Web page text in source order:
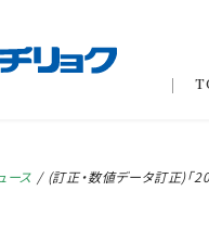
ース / (訂正・数値データ訂正)「